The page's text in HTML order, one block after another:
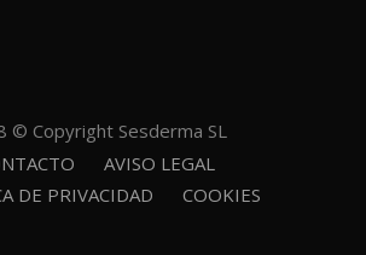
© Copyright Sesderma SL
AVISO LEGAL
DE PRIVACIDAD
COOKIES